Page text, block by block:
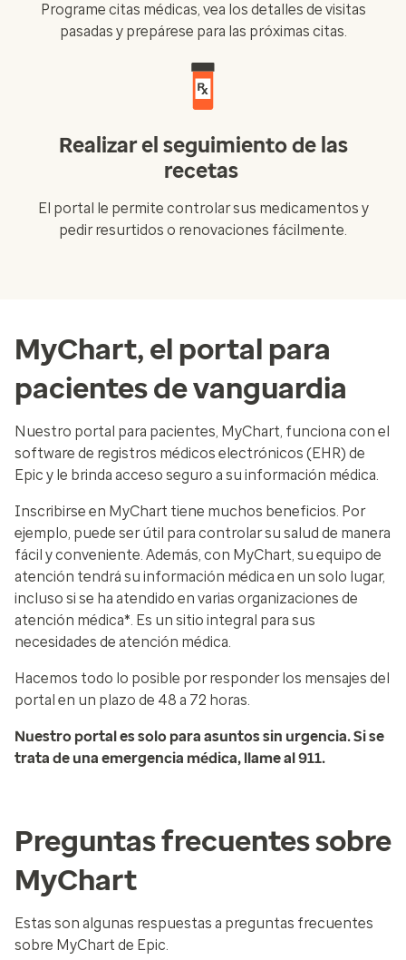
Programe citas médicas, vea los detalles de visitas
pasadas y prepárese para las próximas citas.
Realizar el seguimiento de las
recetas
El portal le permite controlar sus medicamentos y
pedir resurtidos o renovaciones fácilmente.
MyChart, el portal para
pacientes de vanguardia
Nuestro portal para pacientes, MyChart, funciona con el
software de registros médicos electrónicos (EHR) de
Epic y le brinda acceso seguro a su información médica.
Inscribirse en MyChart tiene muchos beneficios. Por
ejemplo, puede ser útil para controlar su salud de manera
fácil y conveniente. Además, con MyChart, su equipo de
atención tendrá su información médica en un solo lugar,
incluso si se ha atendido en varias organizaciones de
atención médica*. Es un sitio integral para sus
necesidades de atención médica.
Hacemos todo lo posible por responder los mensajes del
portal en un plazo de 48 a 72 horas.
Nuestro portal es solo para asuntos sin urgencia. Si se
trata de una emergencia médica, llame al 911.
Preguntas frecuentes sobre
MyChart
Estas son algunas respuestas a preguntas frecuentes
sobre MyChart de Epic.